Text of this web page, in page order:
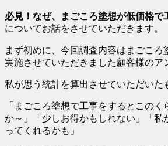
必見！なぜ、まごころ塗想が低価格で
についてお話をさせていただきます。
まず初めに、今回調査内容はまごころ
実施させていただきました顧客様のア
私が思う統計を算出させていただいた
「まごころ塗想で工事をするとこの
か～」「少しお得かもしれない」「私
ってくれるかも」